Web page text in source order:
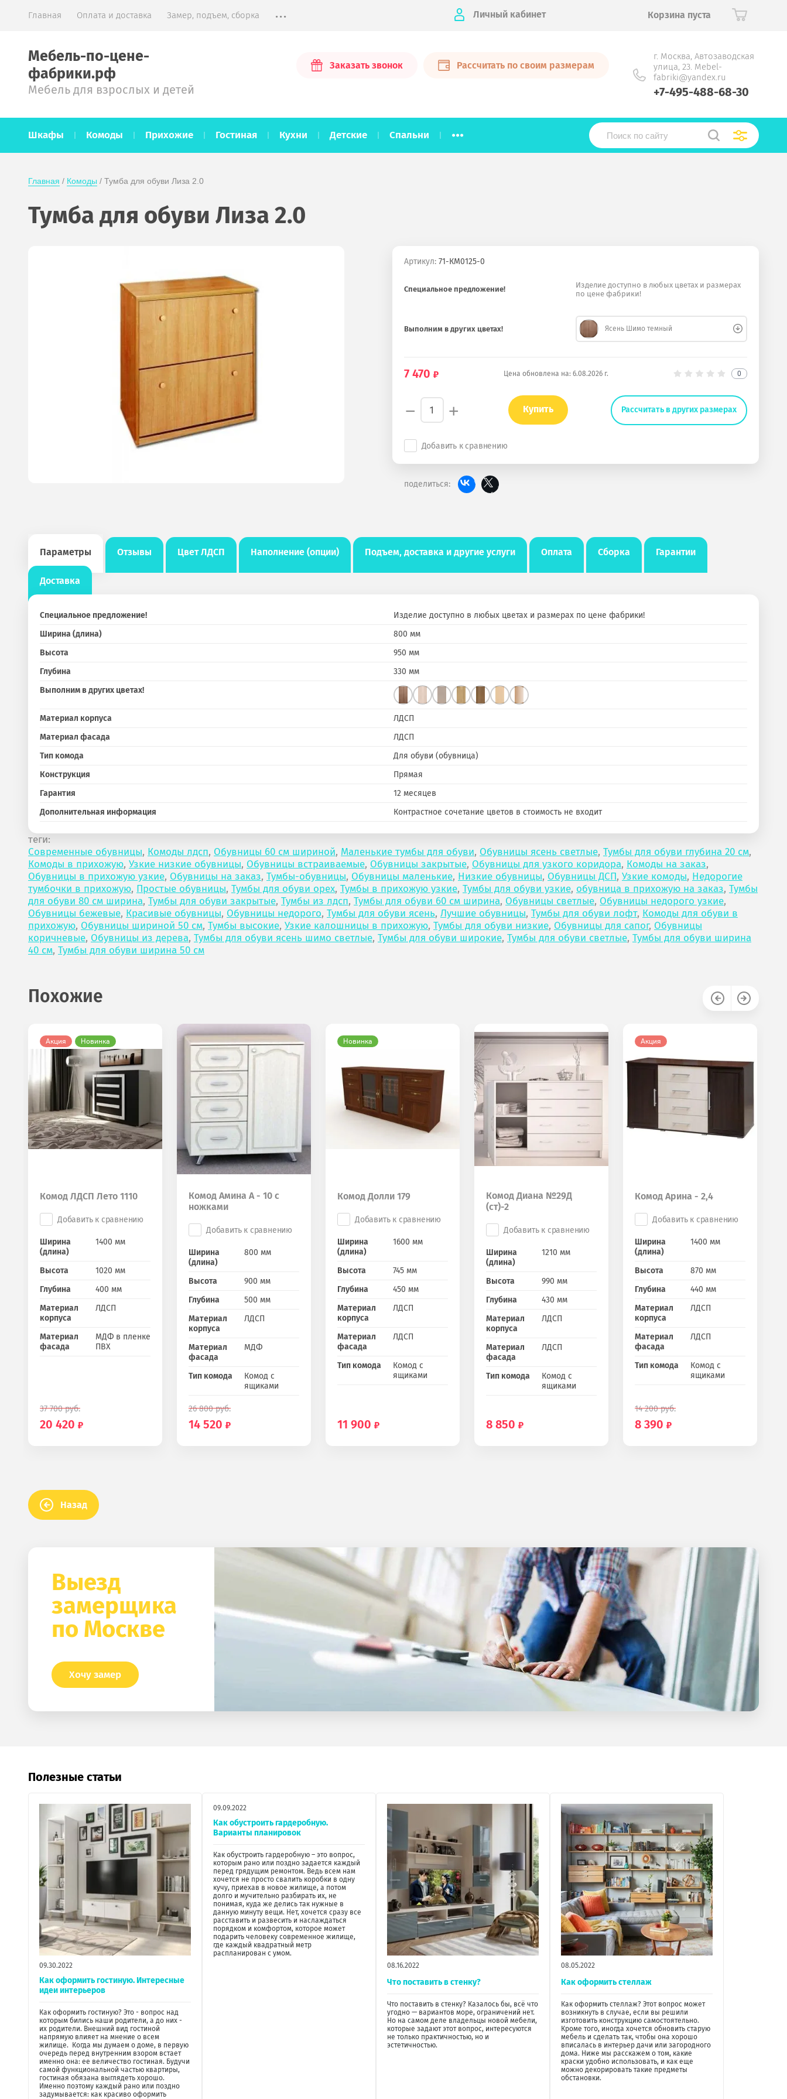
Главная Оплата и доставка Замер, подъем, сборка ... Личный кабинет Корзина пуста
Мебель-по-цене-
фабрики.рф
Мебель для взрослых и детей
Заказать звонок Рассчитать по своим размерам
г. Москва, Автозаводская
улица, 23. Mebel-
fabriki@yandex.ru
+7-495-488-68-30
Шкафы Комоды Прихожие Гостиная Кухни Детские Спальни ...
Главная / Комоды / Тумба для обуви Лиза 2.0
Тумба для обуви Лиза 2.0
Артикул:71-КМ0125-0
Специальное предложение!
Изделие доступно в любых цветах и размерах
по цене фабрики!
Выполним в других цветах! Ясень Шимо темный
7 470 Цена обновлена на: 6.08.2026 г. 0
− + Купить Рассчитать в других размерах
Добавить к сравнению
поделиться:
Параметры Отзывы Цвет ЛДСП Наполнение (опции) Подъем, доставка и другие услуги Оплата Сборка Гарантии
Доставка
Специальное предложение!
Изделие доступно в любых цветах и размерах по цене фабрики!
Ширина (длина)
800 мм
Высота
950 мм
Глубина
330 мм
Выполним в других цветах!
Материал корпуса
ЛДСП
Материал фасада
ЛДСП
Тип комода
Для обуви (обувница)
Конструкция
Прямая
Гарантия
12 месяцев
Дополнительная информация
Контрастное сочетание цветов в стоимость не входит
теги:
Современные обувницы, Комоды лдсп, Обувницы 60 см шириной, Маленькие тумбы для обуви, Обувницы ясень светлые, Тумбы для обуви глубина 20 см,
Комоды в прихожую, Узкие низкие обувницы, Обувницы встраиваемые, Обувницы закрытые, Обувницы для узкого коридора, Комоды на заказ,
Обувницы в прихожую узкие, Обувницы на заказ, Тумбы-обувницы, Обувницы маленькие, Низкие обувницы, Обувницы ДСП, Узкие комоды, Недорогие
тумбочки в прихожую, Простые обувницы, Тумбы для обуви орех, Тумбы в прихожую узкие, Тумбы для обуви узкие, обувница в прихожую на заказ, Тумбы
для обуви 80 см ширина, Тумбы для обуви закрытые, Тумбы из лдсп, Тумбы для обуви 60 см ширина, Обувницы светлые, Обувницы недорого узкие,
Обувницы бежевые, Красивые обувницы, Обувницы недорого, Тумбы для обуви ясень, Лучшие обувницы, Тумбы для обуви лофт, Комоды для обуви в
прихожую, Обувницы шириной 50 см, Тумбы высокие, Узкие калошницы в прихожую, Тумбы для обуви низкие, Обувницы для сапог, Обувницы
коричневые, Обувницы из дерева, Тумбы для обуви ясень шимо светлые, Тумбы для обуви широкие, Тумбы для обуви светлые, Тумбы для обуви ширина
40 см, Тумбы для обуви ширина 50 см
Похожие
Акция Новинка
Комод ЛДСП Лето 1110
Добавить к сравнению
Ширина
(длина)
1400 мм
Высота
1020 мм
Глубина
400 мм
Материал
корпуса
ЛДСП
Материал
фасада
МДФ в пленке
ПВХ
37 700руб.
20 420
Комод Амина А - 10 с
ножками
Добавить к сравнению
Ширина
(длина)
800 мм
Высота
900 мм
Глубина
500 мм
Материал
корпуса
ЛДСП
Материал
фасада
МДФ
Тип комода
Комод с
ящиками
26 800руб.
14 520
Новинка
Комод Долли 179
Добавить к сравнению
Ширина
(длина)
1600 мм
Высота
745 мм
Глубина
450 мм
Материал
корпуса
ЛДСП
Материал
фасада
ЛДСП
Тип комода
Комод с
ящиками
11 900
Комод Диана №29Д
(ст)-2
Добавить к сравнению
Ширина
(длина)
1210 мм
Высота
990 мм
Глубина
430 мм
Материал
корпуса
ЛДСП
Материал
фасада
ЛДСП
Тип комода
Комод с
ящиками
8 850
Акция
Комод Арина - 2,4
Добавить к сравнению
Ширина
(длина)
1400 мм
Высота
870 мм
Глубина
440 мм
Материал
корпуса
ЛДСП
Материал
фасада
ЛДСП
Тип комода
Комод с
ящиками
14 200руб.
8 390
Назад
Выезд
замерщика
по Москве
Хочу замер
Полезные статьи
09.30.2022
Как оформить гостиную. Интересные
идеи интерьеров
Как оформить гостиную? Это - вопрос над
которым бились наши родители, а до них -
их родители. Внешний вид гостиной
напрямую влияет на мнение о всем
жилище. Когда мы думаем о доме, в первую
очередь перед внутренним взором встает
именно она: ее величество гостиная. Будучи
самой функциональной частью квартиры,
гостиная обязана выглядеть хорошо.
Именно поэтому каждый рано или поздно
задумывается: как красиво оформить
09.09.2022
Как обустроить гардеробную.
Варианты планировок
Как обустроить гардеробную – это вопрос,
которым рано или поздно задается каждый
перед грядущим ремонтом. Ведь всем нам
хочется не просто свалить коробки в одну
кучу, приехав в новое жилище, а потом
долго и мучительно разбирать их, не
понимая, куда же делись так нужные в
данную минуту вещи. Нет, хочется сразу все
расставить и развесить и наслаждаться
порядком и комфортом, которое может
подарить человеку современное жилище,
где каждый квадратный метр
распланирован с умом.
08.16.2022
Что поставить в стенку?
Что поставить в стенку? Казалось бы, всё что
угодно — вариантов море, ограничений нет.
Но на самом деле владельцы новой мебели,
которые задают этот вопрос, интересуются
не только практичностью, но и
эстетичностью.
08.05.2022
Как оформить стеллаж
Как оформить стеллаж? Этот вопрос может
возникнуть в случае, если вы решили
изготовить конструкцию самостоятельно.
Кроме того, иногда хочется обновить старую
мебель и сделать так, чтобы она хорошо
вписалась в интерьер дачи или загородного
дома. Ниже мы расскажем о том, какие
краски удобно использовать, и как еще
можно декорировать такие предметы
обстановки.